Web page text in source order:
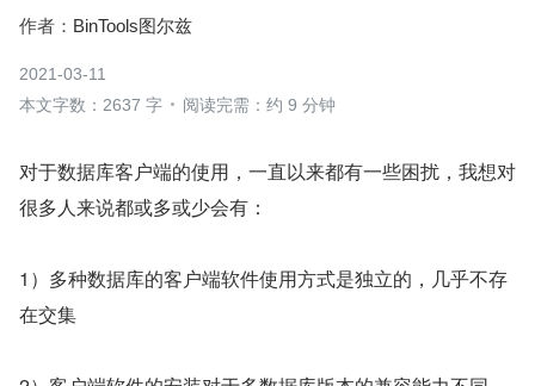
作者： BinTools图尔兹
2021-03-11
本文字数：2637 字
阅读完需：约 9 分钟
对于数据库客户端的使用，一直以来都有一些困扰，我想对
很多人来说都或多或少会有：
1）多种数据库的客户端软件使用方式是独立的，几乎不存
在交集